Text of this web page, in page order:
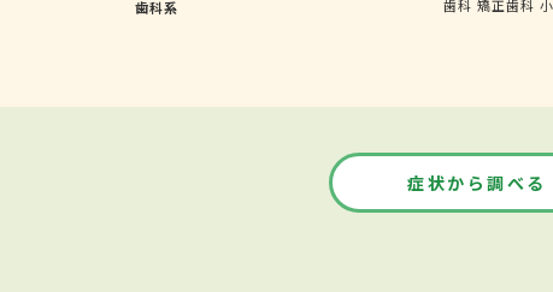
歯科系
歯科 矯正歯科
症状から調べる